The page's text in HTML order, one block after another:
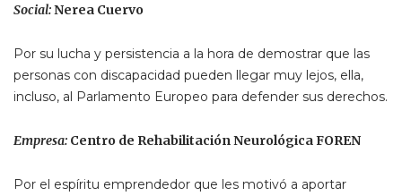
Social:Nerea Cuervo
Por su lucha y persistencia a la hora de demostrar que las
personas con discapacidad pueden llegar muy lejos, ella,
incluso, al Parlamento Europeo para defender sus derechos.
Empresa: Centro de Rehabilitación Neurológica FOREN
Por el espíritu emprendedor que les motivó a aportar